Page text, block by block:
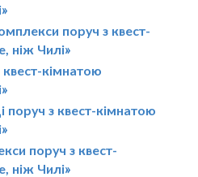
поруч з квест-
ніж Чилі»
кімнатою
поруч з квест-кімнатою
поруч з квест-
ніж Чилі»